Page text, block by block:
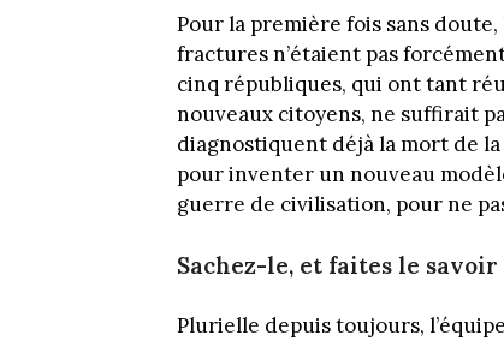
Pour la première fois sans
fractures n’étaient pas
cinq républiques, qui ont tant
nouveaux citoyens, ne suffirait
diagnostiquent déjà la mort de
pour inventer un nouveau
guerre de civilisation, pour ne
Sachez-le, et faites le
Plurielle depuis toujours,